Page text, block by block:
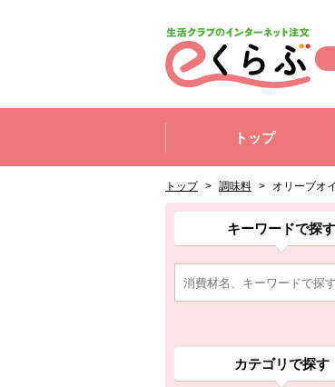
トップ
トップ > 調味料 > オリーブオ
ここから消費材検索メニュ
キーワードで探す
カテゴリで探す
消費材検索メニューここま
ここから本文です。
ここから組合員向けメニュ
組合員向けメニューここま
ここから本文です。